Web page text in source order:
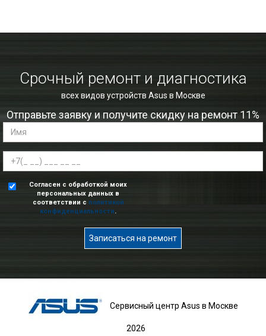
Срочный ремонт и диагностика
всех видов устройств Asus в Москве
Отправьте заявку и получите скидку на ремонт 11%
Согласен с обработкой моих
персональных данных в
соответствии с политикой
конфиденциальности.
Записаться на ремонт
Сервисный центр Asus в Москве
2026